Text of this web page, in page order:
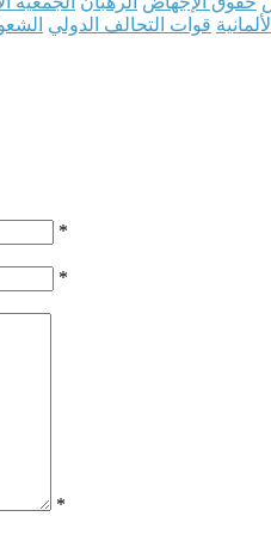
قوات التحالف الدولي
*
*
*